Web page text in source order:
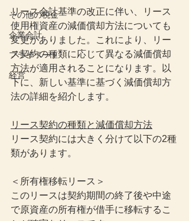
その他の税金
企業会計
プライベート
経営
リース会計基準の改正に伴い、リース
使用権資産の減価償却方法についても
変更がありました。これにより、リー
ス契約の種類に応じて異なる減価償却
方法が適用されることになります。以
下に、新しい基準に基づく減価償却方
法の詳細を紹介します。
リース契約の種類と減価償却方法
リース契約には大きく分けて以下の2種
類があります。
＜所有権移転リース＞
このリースは契約期間の終了後や中途
で原資産の所有権が借手に移転するこ